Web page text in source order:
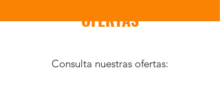
OFERTAS
Consulta nuestras ofertas: